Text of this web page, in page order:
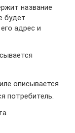
название
будет
адрес и
описывается
потребитель.